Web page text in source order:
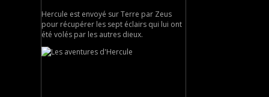
Hercule est envoyé sur Terre par Zeus
pour récupérer les sept éclairs qui lui ont
été volés par les autres dieux.